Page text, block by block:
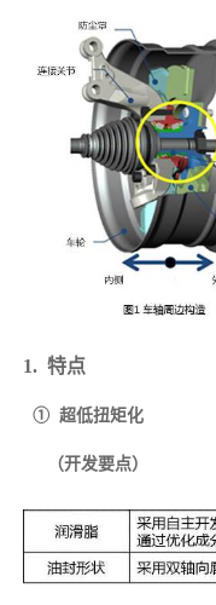
1. 特点
① 超低扭矩化
（开发要点）